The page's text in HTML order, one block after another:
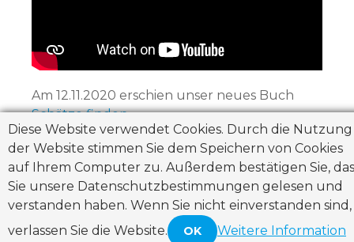
Am 12.11.2020 erschien unser neues Buch
Schätze finden
Diese Website verwendet Cookies. Durch die Nutzung
der Website stimmen Sie dem Speichern von Cookies
auf Ihrem Computer zu. Außerdem bestätigen Sie,
Sie unsere Datenschutzbestimmungen gelesen und
verstanden haben. Wenn Sie nicht einverstanden sind,
verlassen Sie die Website.
OK Weitere Information
schaetze_finden/buchpremiere.txt· Zuletzt
geändert: 2026/01/18vonUwe Fischer